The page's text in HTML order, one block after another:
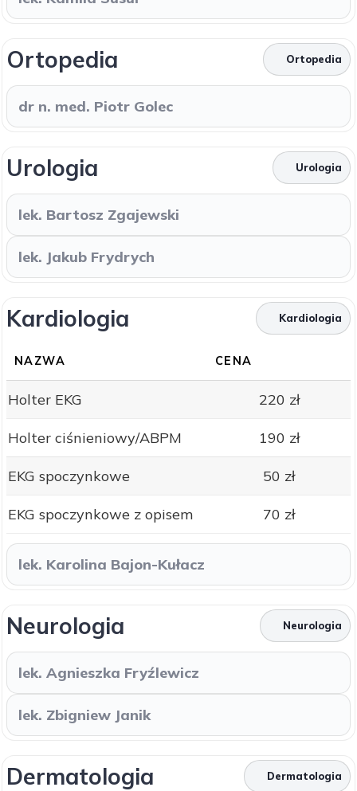
Ortopedia Ortopedia
dr n. med. Piotr Golec
Urologia Urologia
lek. Bartosz Zgajewski
lek. Jakub Frydrych
Kardiologia Kardiologia
NAZWA CENA
Holter EKG 220 zł
Holter ciśnieniowy/ABPM 190 zł
EKG spoczynkowe 50 zł
EKG spoczynkowe z opisem 70 zł
lek. Karolina Bajon-Kułacz
Neurologia Neurologia
lek. Agnieszka Fryźlewicz
lek. Zbigniew Janik
Dermatologia Dermatologia